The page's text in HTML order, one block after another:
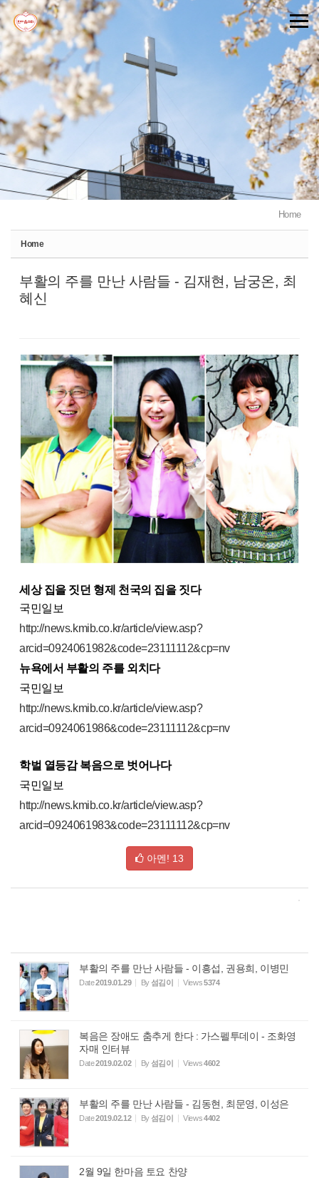
Home
Home
부활의 주를 만난 사람들 - 김재현, 남궁온, 최
혜신
세상 집을 짓던 형제 천국의 집을 짓다
국민일보
http://news.kmib.co.kr/article/view.asp?
arcid=0924061982&code=23111112&cp=nv
뉴욕에서 부활의 주를 외치다
국민일보
http://news.kmib.co.kr/article/view.asp?
arcid=0924061986&code=23111112&cp=nv
학벌 열등감 복음으로 벗어나다
국민일보
http://news.kmib.co.kr/article/view.asp?
arcid=0924061983&code=23111112&cp=nv
아멘! 13
부활의 주를 만난 사람들 - 이흥섭, 권용희, 이병민
Date2019.01.29 By섬김이 Views5374
복음은 장애도 춤추게 한다 : 가스펠투데이 - 조화영
자매 인터뷰
Date2019.02.02 By섬김이 Views4602
부활의 주를 만난 사람들 - 김동현, 최문영, 이성은
Date2019.02.12 By섬김이 Views4402
2월 9일 한마음 토요 찬양